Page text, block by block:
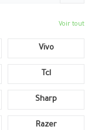
Voir tout
Vivo
Tcl
Sharp
Razer